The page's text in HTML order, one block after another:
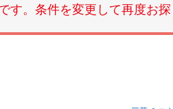
す。条件を変更して再度お探